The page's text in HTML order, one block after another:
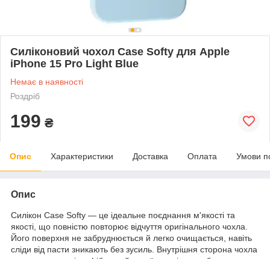
Силіконовий чохол Case Softy для Apple
iPhone 15 Pro Light Blue
Немає в наявності
Роздріб
199 ₴
Опис Характеристики Доставка Оплата Умови
Опис
Силікон Case Softy — це ідеальне поєднання м'якості та
якості, що повністю повторює відчуття оригінального чохла.
Його поверхня не забруднюється й легко очищається, навіть
сліди від пасти зникають без зусиль. Внутрішня сторона чохла